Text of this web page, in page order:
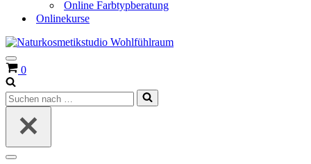
Online Farbtypberatung
Onlinekurse
Navigationsmenü
Warenkorb
0
Suchen
nach …
Navigationsmenü